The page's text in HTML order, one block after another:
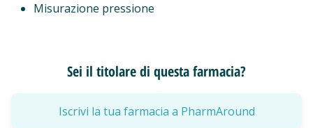
Misurazione pressione
Sei il titolare di questa farmacia?
Iscrivi la tua farmacia a PharmAround